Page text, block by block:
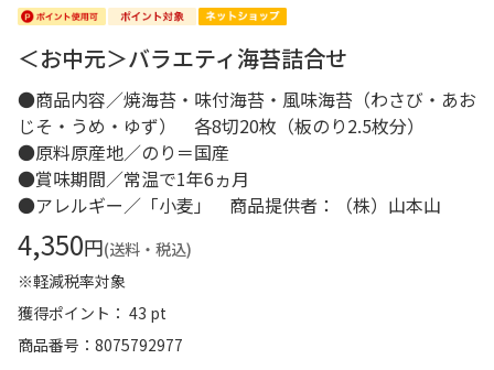
＜お中元＞バラエティ海苔詰合せ
●商品内容／焼海苔・味付海苔・風味海苔（わさび・あお
じそ・うめ・ゆず） 各8切20枚（板のり2.5枚分）
●原料原産地／のり＝国産
●賞味期間／常温で1年6ヵ月
●アレルギー／「小麦」 商品提供者：（株）山本山
4,350円(送料・税込)
※軽減税率対象
獲得ポイント： 43 pt
商品番号
8075792977